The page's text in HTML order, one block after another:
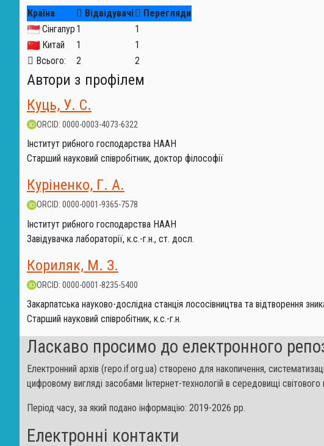
Країна Відвідувачі
Перегляди
Сінгапур 1
1
Китай
1
1
Всього:
2 2
Автори з профілем
Куць, У. С.
ORCID: 0000-0003-4073-6322
Інститут рибного господарства НААН
Старший науковий співробітник, доктор філософії
Куріненко, Г. А.
ORCID: 0000-0001-9365-7578
Інститут рибного господарства НААН
Завідувачка лабораторії, к.с.-г.н., ст. досл.
Кориляк, М. З.
ORCID: 0000-0001-8235-5400
Закарпатська науково-дослідна станція лососівництва та відтворення
Старший науковий співробітник, к.с.-г.н.
Ласкаво просимо до електронного
Електронний архів (repo.if.org.ua) створено для накопичення,
цифровому вигляді засобами Інтернет-технологій в середовищі світового
Період часу, за який подано інформацію: 2019-2026 рр.
Електронні контакти